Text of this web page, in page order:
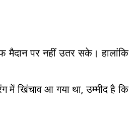
मैदान पर नहीं उतर सके। हालांकि
में खिंचाव आ गया था, उम्मीद है कि